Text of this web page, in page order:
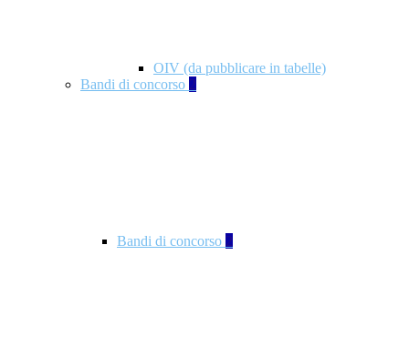
OIV (da pubblicare in tabelle)
Bandi di concorso 2
Bandi di concorso 2